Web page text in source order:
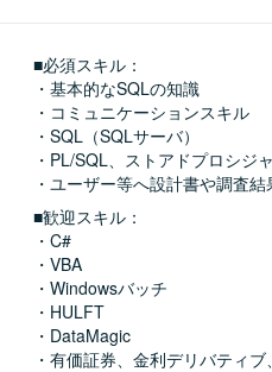
■必須スキル：
・基本的なSQLの知識
・コミュニケーションスキル
・SQL（SQLサーバ）
・PL/SQL、ストアドプロシジ
・ユーザー等へ設計書や調査
■歓迎スキル：
・C#
・VBA
・Windowsバッチ
・HULFT
・DataMagic
・有価証券、金利デリバティ